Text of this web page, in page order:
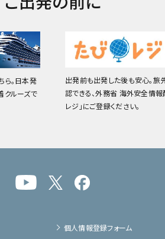
ら。日本発
クルーズで
出発前も出発した後も安心。
認できる、外務省 海外安全情報
レジ」にご登録ください。
個人情報登録フォーム